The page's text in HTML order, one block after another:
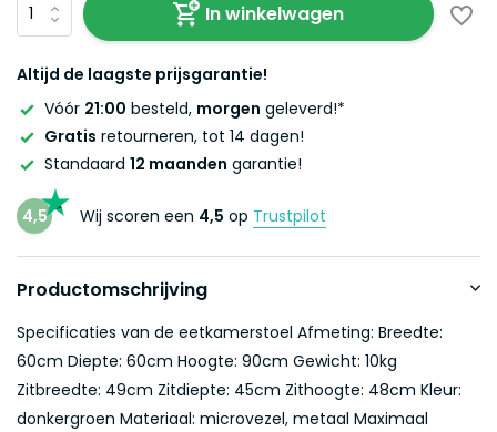
In winkelwagen
Altijd de laagste prijsgarantie!
Vóór 21:00 besteld, morgen geleverd!*
Gratis retourneren, tot 14 dagen!
Standaard 12 maanden garantie!
4,5 Wij scoren een 4,5 op Trustpilot
Productomschrijving
Specificaties van de eetkamerstoel Afmeting: Breedte:
60cm Diepte: 60cm Hoogte: 90cm Gewicht: 10kg
Zitbreedte: 49cm Zitdiepte: 45cm Zithoogte: 48cm Kleur:
donkergroen Materiaal: microvezel, metaal Maximaal